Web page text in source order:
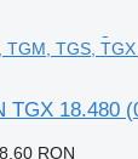
TGM, TGS,
TGX 18.480
RON